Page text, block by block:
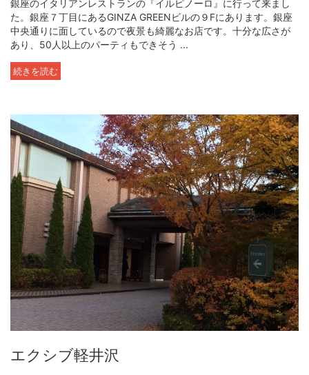
銀座のイタリアンレストランの『イルピノーロ』に行って来まし
た。銀座７丁目にあるGINZA GREENビルの９Fにあります。銀座
中央通りに面しているので夜景も綺麗なお店です。十分な広さが
あり、50人以上のパーティもできそう ...
続きを読む
エクシブ軽井沢